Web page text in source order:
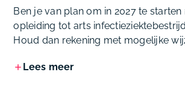
Ben je van plan om in 2027 te starten
opleiding tot arts
Houd dan rekening met mogelijke
Lees meer